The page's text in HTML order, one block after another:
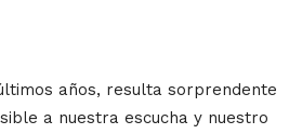
años, resulta sorprendente
a nuestra escucha y nuestro